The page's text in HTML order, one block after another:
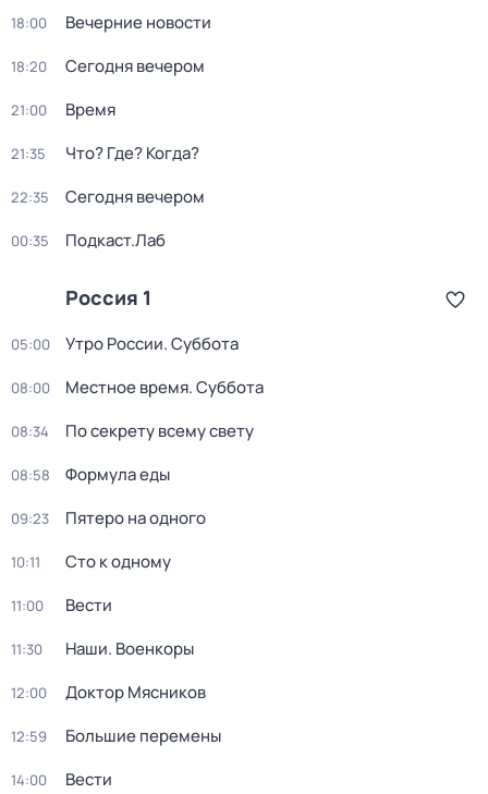
18:00 Вечерние новости
18:20 Сегодня вечером
21:00 Время
21:35 Что? Где? Когда?
22:35 Сегодня вечером
00:35 Подкаст.Лаб
Россия 1
05:00 Утро России. Суббота
08:00 Местное время. Суббота
08:34 По секрету всему свету
08:58 Формула еды
09:23 Пятеро на одного
10:11 Сто к одному
11:00 Вести
11:30 Наши. Военкоры
12:00 Доктор Мясников
12:59 Большие перемены
14:00 Вести